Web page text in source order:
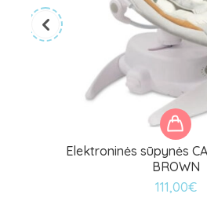
Elektroninės sūpynės
BROWN
111,00€